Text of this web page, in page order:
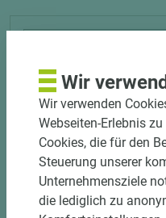
Wir
Wir verwenden
Webseiten-Erlebnis
Cookies, die für den
Steuerung unserer
Unternehmensziele
die lediglich zu